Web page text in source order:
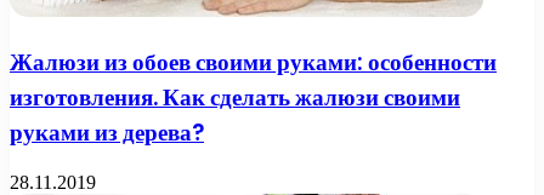
Жалюзи из обоев своими руками: особенности
изготовления. Как сделать жалюзи своими
руками из дерева?
28.11.2019